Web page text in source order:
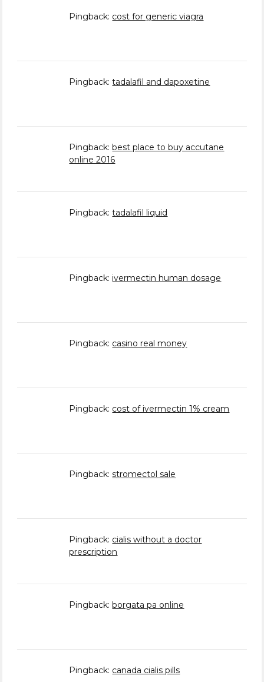
Pingback: cost for generic viagra
Pingback:tadalafil and dapoxetine
Pingback:best place to buy accutane
online 2016
Pingback:tadalafil liquid
Pingback: ivermectin human dosage
Pingback: casino real money
Pingback: cost of ivermectin 1% cream
Pingback:stromectol sale
Pingback: cialis without a doctor
prescription
Pingback:borgata pa online
Pingback: canada cialis pills